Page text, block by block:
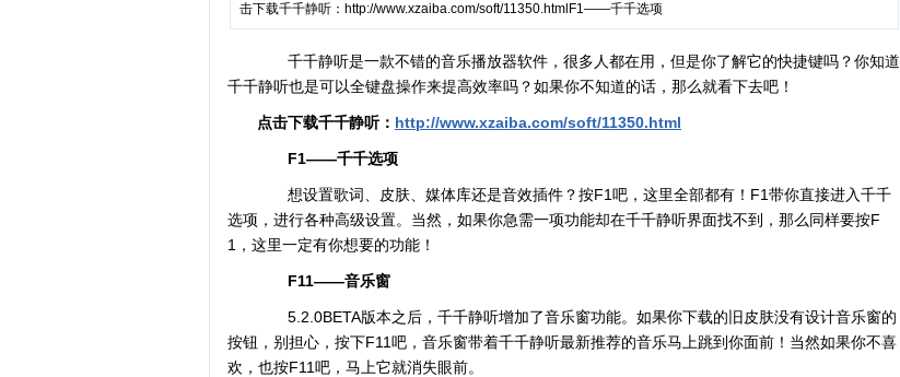
击下载千千静听：http://www.xzaiba.com/soft/11350.htmlF1——千千选项
千千静听是一款不错的音乐播放器软件，很多人都在用，但是你了解它的快捷键吗？你知道
千千静听也是可以全键盘操作来提高效率吗？如果你不知道的话，那么就看下去吧！
点击下载千千静听： http://www.xzaiba.com/soft/11350.html
F1——千千选项
想设置歌词、皮肤、媒体库还是音效插件？按F1吧，这里全部都有！F1带你直接进入千千
选项，进行各种高级设置。当然，如果你急需一项功能却在千千静听界面找不到，那么同样要按F
1，这里一定有你想要的功能！
F11——音乐窗
5.2.0BETA版本之后，千千静听增加了音乐窗功能。如果你下载的旧皮肤没有设计音乐窗的
按钮，别担心，按下F11吧，音乐窗带着千千静听最新推荐的音乐马上跳到你面前！当然如果你不喜
欢，也按F11吧，马上它就消失眼前。